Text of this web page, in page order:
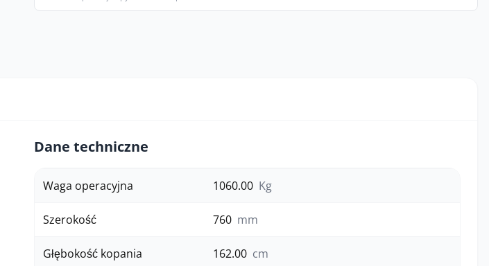
Dane techniczne
Waga operacyjna 1060.00 Kg
Szerokość 760 mm
Głębokość kopania 162.00 cm